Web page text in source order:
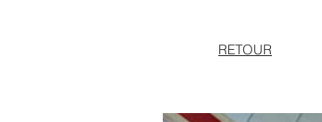
RETOUR